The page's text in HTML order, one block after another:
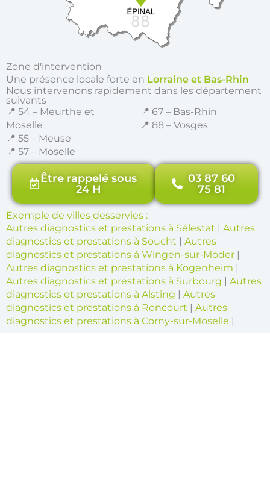
Zone d'intervention
Une présence locale forte en Lorraine et Bas-Rhin
Nous intervenons rapidement dans les département
suivants
📍 54 – Meurthe et
Moselle
📍 55 – Meuse
📍 57 – Moselle
📍 67 – Bas-Rhin
📍 88 – Vosges
Être rappelé sous
24 H
03 87 60
75 81
Exemple de villes desservies :
Autres diagnostics et prestations à Sélestat | Autres
diagnostics et prestations à Soucht | Autres
diagnostics et prestations à Wingen-sur-Moder |
Autres diagnostics et prestations à Kogenheim |
Autres diagnostics et prestations à Surbourg | Autres
diagnostics et prestations à Alsting | Autres
diagnostics et prestations à Roncourt | Autres
diagnostics et prestations à Corny-sur-Moselle |